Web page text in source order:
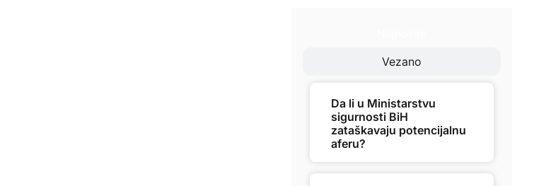
Vezano
Da li u Ministarstvu
sigurnosti BiH
zataškavaju potencijalnu
aferu?